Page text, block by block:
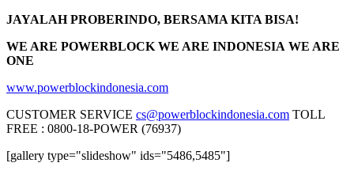
JAYALAH PROBERINDO, BERSAMA KITA BISA!
WE ARE POWERBLOCK WE ARE INDONESIA WE ARE
ONE
www.powerblockindonesia.com
CUSTOMER SERVICE cs@powerblockindonesia.com TOLL
FREE : 0800-18-POWER (76937)
[gallery type="slideshow" ids="5486,5485"]